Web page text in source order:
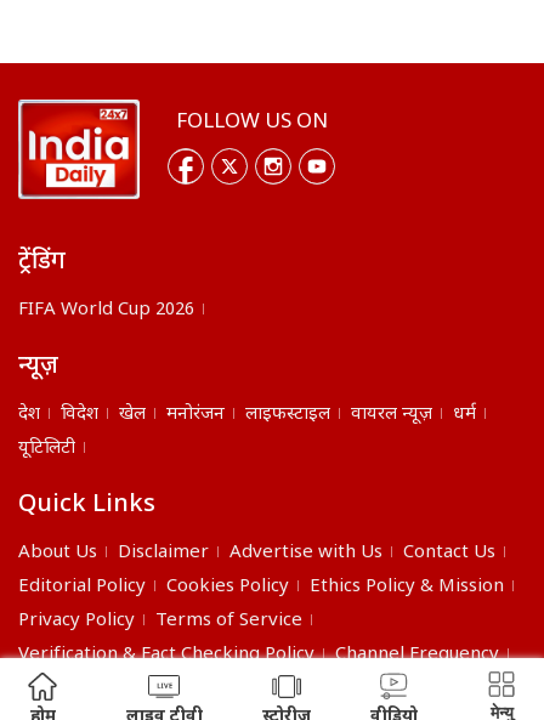
FOLLOW US ON
ट्रेंडिंग
FIFA World Cup 2026
न्यूज़
देश विदेश खेल मनोरंजन लाइफस्टाइल वायरल न्यूज़
धर्म
यूटिलिटी
Quick Links
About Us Disclaimer Advertise with Us
Contact Us
Editorial Policy
Cookies Policy
Ethics Policy & Mission
Privacy Policy
Terms of Service
Verification & Fact Checking Policy
Channel Frequency
©2026 India Daily. All right reserved. मेन्यु